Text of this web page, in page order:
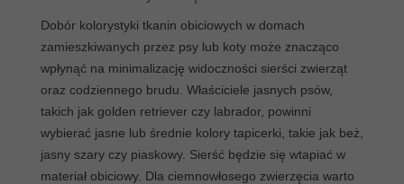
Dobór kolorystyki tkanin obiciowych w domach
zamieszkiwanych przez psy lub koty może znacząco
wpłynąć na minimalizację widoczności sierści zwierząt
oraz codziennego brudu. Właściciele jasnych psów,
takich jak golden retriever czy labrador, powinni
wybierać jasne lub średnie kolory tapicerki, takie jak beż,
jasny szary czy piaskowy. Sierść będzie się wtapiać w
materiał obiciowy. Dla ciemnowłosego zwierzęcia warto